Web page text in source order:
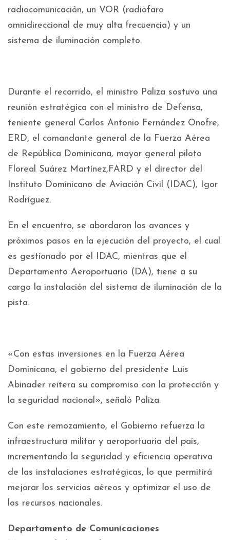
radiocomunicación, un VOR (radiofaro
omnidireccional de muy alta frecuencia) y un
sistema de iluminación completo.
Durante el recorrido, el ministro Paliza sostuvo una
reunión estratégica con el ministro de Defensa,
teniente general Carlos Antonio Fernández Onofre,
ERD, el comandante general de la Fuerza Aérea
de República Dominicana, mayor general piloto
Floreal Suárez Martínez,FARD y el director del
Instituto Dominicano de Aviación Civil (IDAC), Igor
Rodríguez.
En el encuentro, se abordaron los avances y
próximos pasos en la ejecución del proyecto, el cual
es gestionado por el IDAC, mientras que el
Departamento Aeroportuario (DA), tiene a su
cargo la instalación del sistema de iluminación de la
pista.
«Con estas inversiones en la Fuerza Aérea
Dominicana, el gobierno del presidente Luis
Abinader reitera su compromiso con la protección y
la seguridad nacional», señaló Paliza.
Con este remozamiento, el Gobierno refuerza la
infraestructura militar y aeroportuaria del país,
incrementando la seguridad y eficiencia operativa
de las instalaciones estratégicas, lo que permitirá
mejorar los servicios aéreos y optimizar el uso de
los recursos nacionales.
Departamento de Comunicaciones